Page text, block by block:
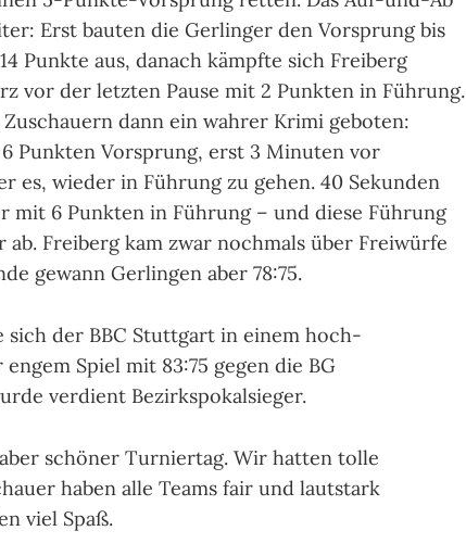
Erst bauten die Gerlinger den Vorsprung bis
Punkte aus, danach kämpfte sich Freiberg
vor der letzten Pause mit 2 Punkten in Führung.
dann ein wahrer Krimi geboten:
Punkten Vorsprung, erst 3 Minuten vor
es, wieder in Führung zu gehen. 40 Sekunden
mit 6 Punkten in Führung – und diese Führung
ab. Freiberg kam zwar nochmals über Freiwürfe
gewann Gerlingen aber 78:75.
sich der BBC Stuttgart in einem hoch-
Spiel mit 83:75 gegen die BG
verdient Bezirkspokalsieger.
schöner Turniertag. Wir hatten tolle
haben alle Teams fair und lautstark
viel Spaß.